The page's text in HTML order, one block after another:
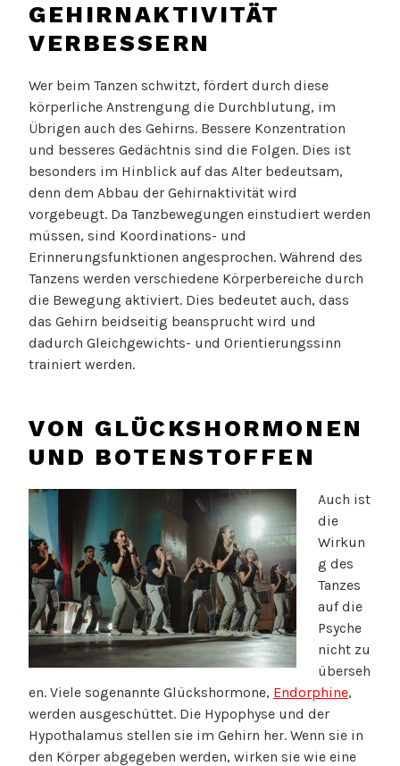
GEHIRNAKTIVITÄT
VERBESSERN
Wer beim Tanzen schwitzt, fördert durch diese
körperliche Anstrengung die Durchblutung, im
Übrigen auch des Gehirns. Bessere Konzentration
und besseres Gedächtnis sind die Folgen. Dies ist
besonders im Hinblick auf das Alter bedeutsam,
denn dem Abbau der Gehirnaktivität wird
vorgebeugt. Da Tanzbewegungen einstudiert werden
müssen, sind Koordinations- und
Erinnerungsfunktionen angesprochen. Während des
Tanzens werden verschiedene Körperbereiche durch
die Bewegung aktiviert. Dies bedeutet auch, dass
das Gehirn beidseitig beansprucht wird und
dadurch Gleichgewichts- und Orientierungssinn
trainiert werden.
VON GLÜCKSHORMONEN
UND BOTENSTOFFEN
Auch ist
die
Wirkun
g des
Tanzes
auf die
Psyche
nicht zu
überseh
en. Viele sogenannte Glückshormone, Endorphine,
werden ausgeschüttet. Die Hypophyse und der
Hypothalamus stellen sie im Gehirn her. Wenn sie in
den Körper abgegeben werden, wirken sie wie eine